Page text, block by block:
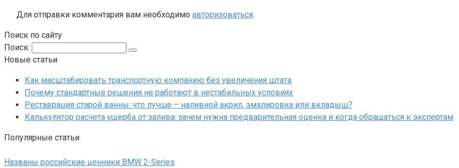
Для отправки комментария вам необходимо авторизоваться.
Поиск по сайту
Поиск:
Новые статьи
Как масштабировать транспортную компанию без увеличения штата
Почему стандартные решения не работают в нестабильных условиях
Реставрация старой ванны: что лучше – наливной акрил, эмалировка или вкладыш?
Калькулятор расчета ущерба от залива: зачем нужна предварительная оценка и когда обращаться к экспертам
Популярные статьи
Названы российские ценники BMW 2-Series